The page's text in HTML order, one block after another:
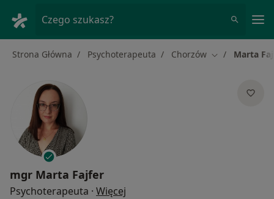
Czego szukasz?
Strona Główna Psychoterapeuta Chorzów Zmień miasto
Marta
mgr Marta Fajfer
Psychoterapeuta · Więcej